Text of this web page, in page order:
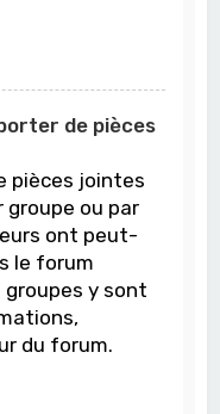
de pièces
pièces jointes
groupe ou par
ont peut-
le forum
groupes y sont
du forum.